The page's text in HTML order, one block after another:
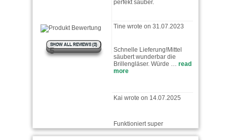
5
SHOW ALL REVIEWS (3)
säubert wunderbar die
Brillengläser. Würde …read
more